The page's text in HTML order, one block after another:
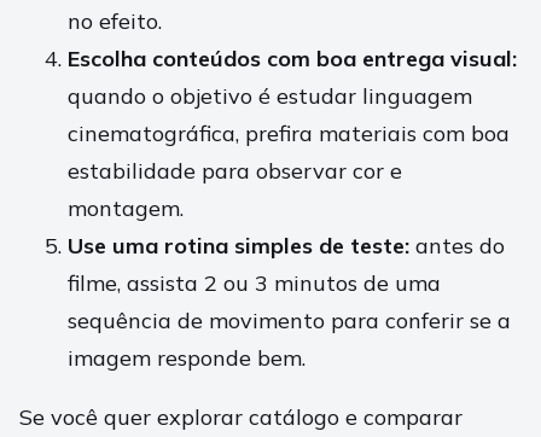
no efeito.
Escolha conteúdos com boa entrega visual:
quando o objetivo é estudar linguagem
cinematográfica, prefira materiais com boa
estabilidade para observar cor e
montagem.
Use uma rotina simples de teste: antes do
filme, assista 2 ou 3 minutos de uma
sequência de movimento para conferir se a
imagem responde bem.
Se você quer explorar catálogo e comparar